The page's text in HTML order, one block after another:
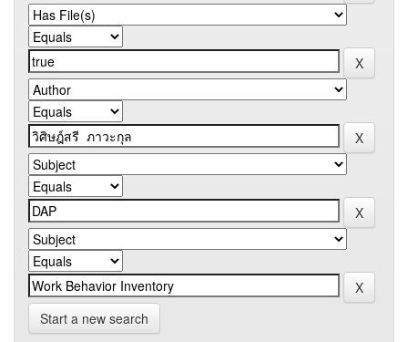
Start a new search